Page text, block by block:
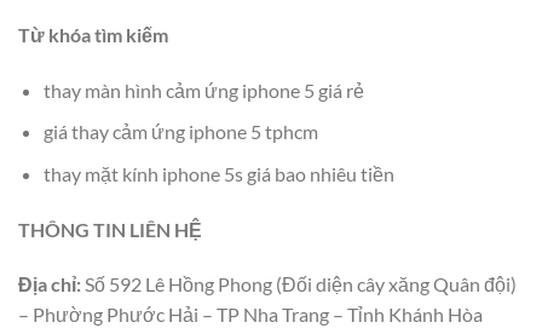
Từ khóa tìm kiếm
thay màn hình cảm ứng iphone 5 giá rẻ
giá thay cảm ứng iphone 5 tphcm
thay mặt kính iphone 5s giá bao nhiêu tiền
THÔNG TIN LIÊN HỆ
Địa chỉ:Số 592 Lê Hồng Phong (Đối diện cây xăng Quân đội)
– Phường Phước Hải – TP Nha Trang – Tỉnh Khánh Hòa